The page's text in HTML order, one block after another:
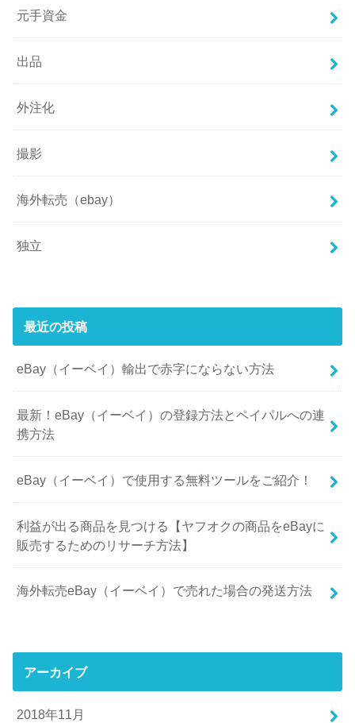
元手資金
出品
外注化
撮影
海外転売（ebay）
独立
最近の投稿
eBay（イーベイ）輸出で赤字にならない方法
最新！eBay（イーベイ）の登録方法とペイパルへの連
携方法
eBay（イーベイ）で使用する無料ツールをご紹介！
利益が出る商品を見つける【ヤフオクの商品をeBayに
販売するためのリサーチ方法】
海外転売eBay（イーベイ）で売れた場合の発送方法
アーカイブ
2018年11月